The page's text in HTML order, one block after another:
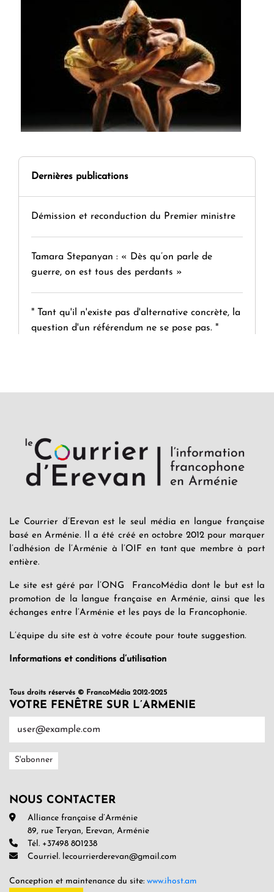
Dernières publications
Démission et reconduction du Premier ministre
Tamara Stepanyan : « Dès qu’on parle de
guerre, on est tous des perdants »
" Tant qu'il n'existe pas d'alternative concrète, la
question d'un référendum ne se pose pas. "
ouvrira ses portes à Dilijan
Le Courrier d’Erevan est le seul média en langue française
basé en Arménie. Il a été créé en octobre 2012 pour marquer
l’adhésion de l’Arménie à l’OIF en tant que membre à part
entière.
Le site est géré par l’ONG FrancoMédia dont le but est la
promotion de la langue française en Arménie, ainsi que les
échanges entre l’Arménie et les pays de la Francophonie.
L’équipe du site est à votre écoute pour toute suggestion.
Informations et conditions d’utilisation
Tous droits réservés © FrancoMédia 2012-2025
VOTRE FENÊTRE SUR L’ARMENIE
NOUS CONTACTER
Alliance française d’Arménie
89, rue Teryan, Erevan, Arménie
Tél. +37498 801238
Courriel. lecourrierderevan@gmail.com
Conception et maintenance du site: www.ihost.am